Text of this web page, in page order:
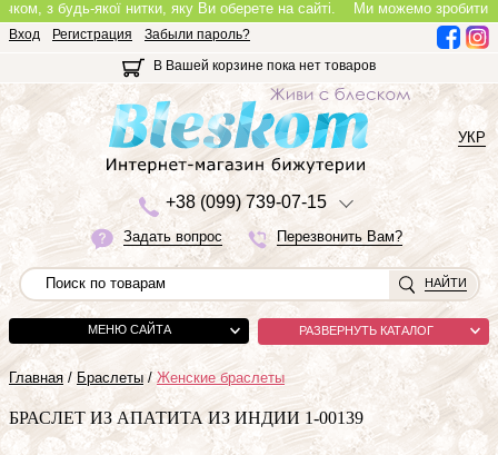
будь-якої нитки, яку Ви оберете на сайті.Ми можемо зробити
Вход Регистрация
Забыли пароль?
В Вашей корзине пока нет товаров
+38 (099) 739-07-15
Задать вопрос Перезвонить Вам?
УКР
НАЙТИ
МЕНЮ САЙТА РАЗВЕРНУТЬ КАТАЛОГ
Главная / Браслеты / Женские браслеты
БРАСЛЕТ ИЗ АПАТИТА ИЗ ИНДИИ 1-00139